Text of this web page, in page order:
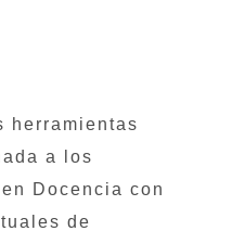
herramientas
a los
Docencia con
de